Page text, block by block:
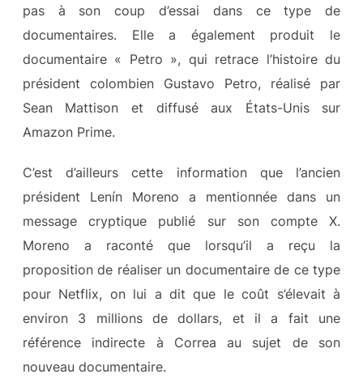
pas à son coup d’essai dans ce type de
documentaires. Elle a également produit le
documentaire « Petro », qui retrace l’histoire du
président colombien Gustavo Petro, réalisé par
Sean Mattison et diffusé aux États-Unis sur
Amazon Prime.
C’est d’ailleurs cette information que l’ancien
président Lenín Moreno a mentionnée dans un
message cryptique publié sur son compte X.
Moreno a raconté que lorsqu’il a reçu la
proposition de réaliser un documentaire de ce type
pour Netflix, on lui a dit que le coût s’élevait à
environ 3 millions de dollars, et il a fait une
référence indirecte à Correa au sujet de son
nouveau documentaire.